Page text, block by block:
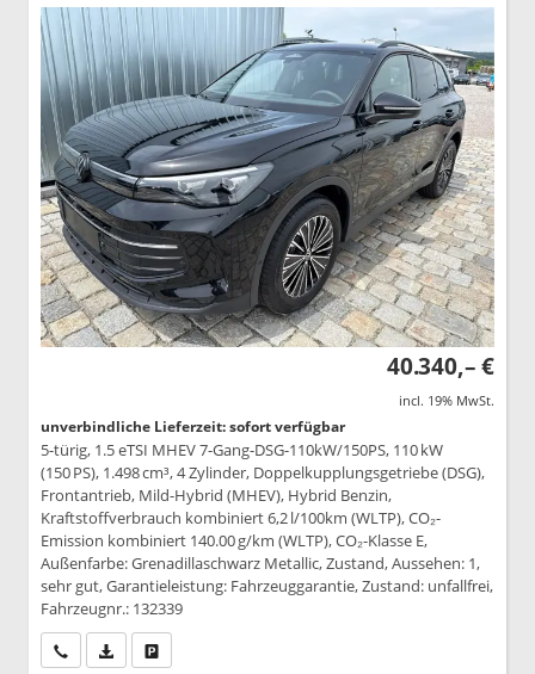
40.340,– €
incl. 19% MwSt.
unverbindliche Lieferzeit: sofort verfügbar
5-türig, 1.5 eTSI MHEV 7-Gang-DSG-110kW/150PS, 110 kW
(150 PS), 1.498 cm³, 4 Zylinder, Doppelkupplungsgetriebe (DSG),
Frontantrieb, Mild-Hybrid (MHEV), Hybrid Benzin,
Kraftstoffverbrauch kombiniert 6,2 l/100km (WLTP), CO₂-
Emission kombiniert 140.00 g/km (WLTP), CO₂-Klasse E,
Außenfarbe: Grenadillaschwarz Metallic, Zustand, Aussehen: 1,
sehr gut, Garantieleistung: Fahrzeuggarantie, Zustand: unfallfrei,
Fahrzeugnr.: 132339
Wir rufen Sie anPDF-Datei, Fahrzeugexposé drucken